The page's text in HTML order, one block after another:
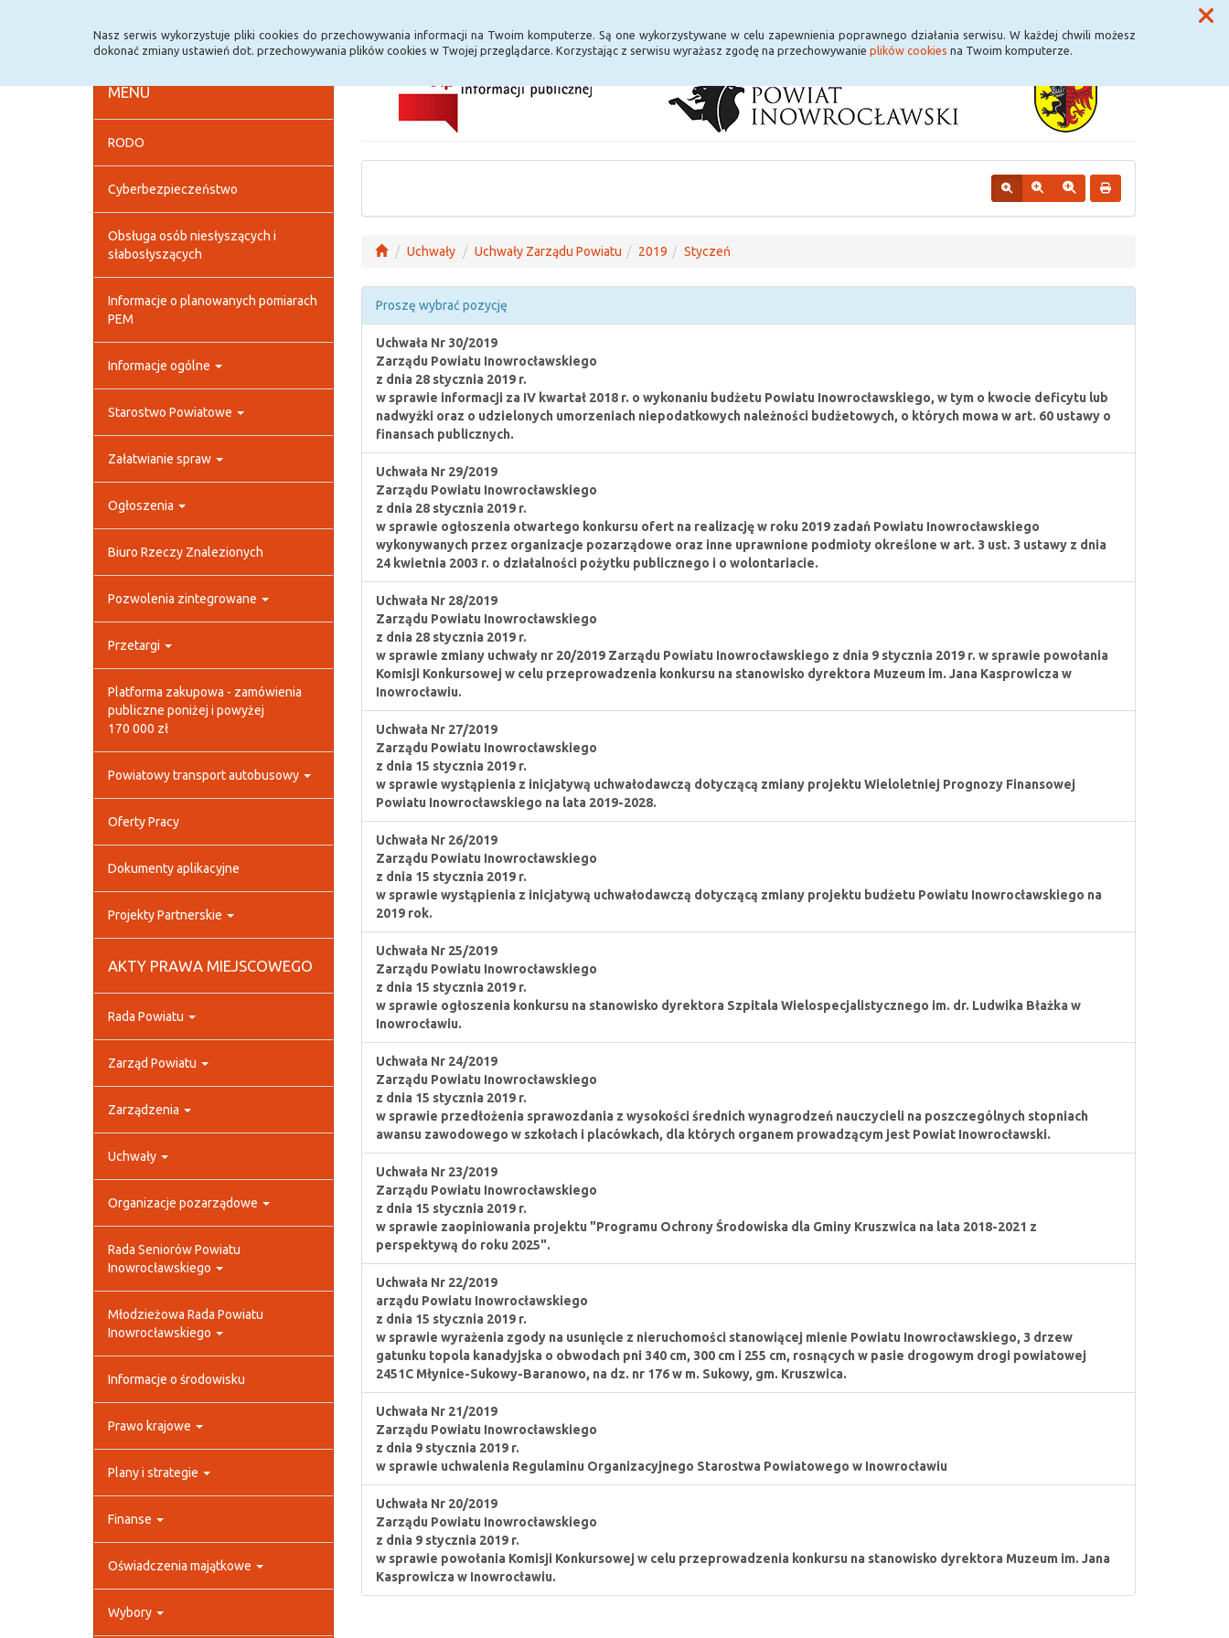
Nasz serwis wykorzystuje pliki cookies do przechowywania informacji na Twoim komputerze. Są one wykorzystywane w celu zapewnienia poprawnego działania serwisu. W każdej chwili możesz
dokonać zmiany ustawień dot. przechowywania plików cookies w Twojej przeglądarce. Korzystając z serwisu wyrażasz zgodę na przechowywanie plików cookies na Twoim komputerze.
MENU
RODO
Cyberbezpieczeństwo
Obsługa osób niesłyszących i
słabosłyszących
Informacje o planowanych pomiarach
PEM
Informacje ogólne
Starostwo Powiatowe
Załatwianie spraw
Ogłoszenia
Biuro Rzeczy Znalezionych
Pozwolenia zintegrowane
Przetargi
Platforma zakupowa - zamówienia
publiczne poniżej i powyżej
170 000 zł
Powiatowy transport autobusowy
Oferty Pracy
Dokumenty aplikacyjne
Projekty Partnerskie
AKTY PRAWA MIEJSCOWEGO
Rada Powiatu
Zarząd Powiatu
Zarządzenia
Uchwały
Organizacje pozarządowe
Rada Seniorów Powiatu
Inowrocławskiego
Młodzieżowa Rada Powiatu
Inowrocławskiego
Informacje o środowisku
Prawo krajowe
Plany i strategie
Finanse
Oświadczenia majątkowe
Wybory
Uchwały Uchwały Zarządu Powiatu 2019 Styczeń
Proszę wybrać pozycję
Uchwała Nr 30/2019
Zarządu Powiatu Inowrocławskiego
z dnia 28 stycznia 2019 r.
w sprawie informacji za IV kwartał 2018 r. o wykonaniu budżetu Powiatu Inowrocławskiego, w tym o kwocie deficytu lub
nadwyżki oraz o udzielonych umorzeniach niepodatkowych należności budżetowych, o których mowa w art. 60 ustawy o
finansach publicznych.
Uchwała Nr 29/2019
Zarządu Powiatu Inowrocławskiego
z dnia 28 stycznia 2019 r.
w sprawie ogłoszenia otwartego konkursu ofert na realizację w roku 2019 zadań Powiatu Inowrocławskiego
wykonywanych przez organizacje pozarządowe oraz inne uprawnione podmioty określone w art. 3 ust. 3 ustawy z dnia
24 kwietnia 2003 r. o działalności pożytku publicznego i o wolontariacie.
Uchwała Nr 28/2019
Zarządu Powiatu Inowrocławskiego
z dnia 28 stycznia 2019 r.
w sprawie zmiany uchwały nr 20/2019 Zarządu Powiatu Inowrocławskiego z dnia 9 stycznia 2019 r. w sprawie powołania
Komisji Konkursowej w celu przeprowadzenia konkursu na stanowisko dyrektora Muzeum im. Jana Kasprowicza w
Inowrocławiu.
Uchwała Nr 27/2019
Zarządu Powiatu Inowrocławskiego
z dnia 15 stycznia 2019 r.
w sprawie wystąpienia z inicjatywą uchwałodawczą dotyczącą zmiany projektu Wieloletniej Prognozy Finansowej
Powiatu Inowrocławskiego na lata 2019-2028.
Uchwała Nr 26/2019
Zarządu Powiatu Inowrocławskiego
z dnia 15 stycznia 2019 r.
w sprawie wystąpienia z inicjatywą uchwałodawczą dotyczącą zmiany projektu budżetu Powiatu Inowrocławskiego na
2019 rok.
Uchwała Nr 25/2019
Zarządu Powiatu Inowrocławskiego
z dnia 15 stycznia 2019 r.
w sprawie ogłoszenia konkursu na stanowisko dyrektora Szpitala Wielospecjalistycznego im. dr. Ludwika Błażka w
Inowrocławiu.
Uchwała Nr 24/2019
Zarządu Powiatu Inowrocławskiego
z dnia 15 stycznia 2019 r.
w sprawie przedłożenia sprawozdania z wysokości średnich wynagrodzeń nauczycieli na poszczególnych stopniach
awansu zawodowego w szkołach i placówkach, dla których organem prowadzącym jest Powiat Inowrocławski.
Uchwała Nr 23/2019
Zarządu Powiatu Inowrocławskiego
z dnia 15 stycznia 2019 r.
w sprawie zaopiniowania projektu "Programu Ochrony Środowiska dla Gminy Kruszwica na lata 2018-2021 z
perspektywą do roku 2025".
Uchwała Nr 22/2019
arządu Powiatu Inowrocławskiego
z dnia 15 stycznia 2019 r.
w sprawie wyrażenia zgody na usunięcie z nieruchomości stanowiącej mienie Powiatu Inowrocławskiego, 3 drzew
gatunku topola kanadyjska o obwodach pni 340 cm, 300 cm i 255 cm, rosnących w pasie drogowym drogi powiatowej
2451C Młynice-Sukowy-Baranowo, na dz. nr 176 w m. Sukowy, gm. Kruszwica.
Uchwała Nr 21/2019
Zarządu Powiatu Inowrocławskiego
z dnia 9 stycznia 2019 r.
w sprawie uchwalenia Regulaminu Organizacyjnego Starostwa Powiatowego w Inowrocławiu
Uchwała Nr 20/2019
Zarządu Powiatu Inowrocławskiego
z dnia 9 stycznia 2019 r.
w sprawie powołania Komisji Konkursowej w celu przeprowadzenia konkursu na stanowisko dyrektora Muzeum im. Jana
Kasprowicza w Inowrocławiu.